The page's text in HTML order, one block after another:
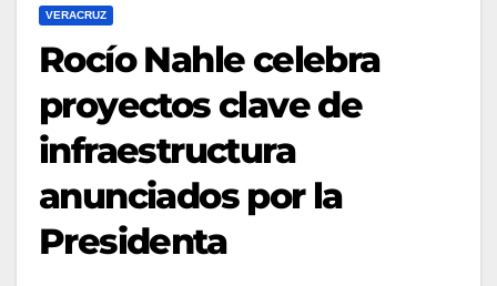
VERACRUZ
Rocío Nahle celebra
proyectos clave de
infraestructura
anunciados por la
Presidenta